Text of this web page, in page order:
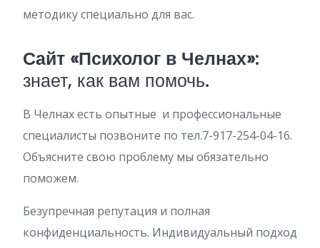
методику специально для вас.
Сайт «Психолог в Челнах»:
знает, как вам помочь.
В Челнах есть опытные и профессиональные
специалисты позвоните по тел.7-917-254-04-16.
Объясните свою проблему мы обязательно
поможем.
Безупречная репутация и полная
конфиденциальность. Индивидуальный подход